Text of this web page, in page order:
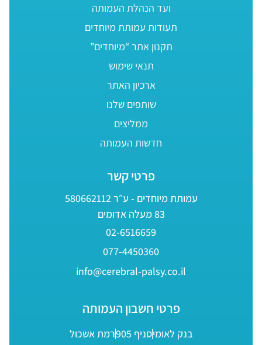
ועד הנהלת העמותה
תעודות עמותת מיוחדים
תקנון אתר “מיוחדים”
תנאי שימוש
ארכיון האתר
שותפים שלנו
ממליצים
חדשות העמותה
פרטי קשר
עמותת מיוחדים - ע״ר 580662112
83 מעלה אדומים
02-6516659
077-4450360
info@cerebral-palsy.co.il
פרטי חשבון העמותה
בנק לאומיסניף 905
רמת אשכול